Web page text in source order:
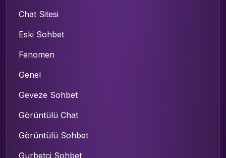
Chat Sitesi
Eski Sohbet
Fenomen
Genel
Geveze Sohbet
Görüntülü Chat
Görüntülü Sohbet
Gurbetçi Sohbet